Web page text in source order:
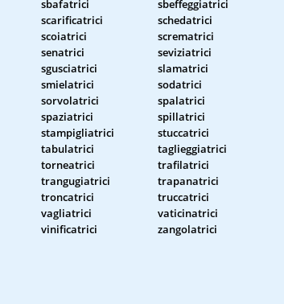
sbafatrici
sbeffeggiatrici
scarificatrici
schedatrici
scoiatrici
scrematrici
senatrici
seviziatrici
sgusciatrici
slamatrici
smielatrici
sodatrici
sorvolatrici
spalatrici
spaziatrici
spillatrici
stampigliatrici
stuccatrici
tabulatrici
taglieggiatrici
torneatrici
trafilatrici
trangugiatrici
trapanatrici
troncatrici
truccatrici
vagliatrici
vaticinatrici
vinificatrici
zangolatrici